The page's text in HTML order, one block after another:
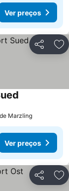
Ver preços
Partilhar
preços
Marzling
Ver preços
Partilhar